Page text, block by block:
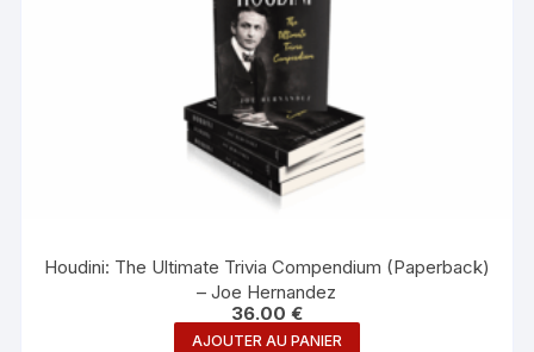
Houdini: The Ultimate Trivia Compendium (Paperback)
– Joe Hernandez
36.00 €
AJOUTER AU PANIER